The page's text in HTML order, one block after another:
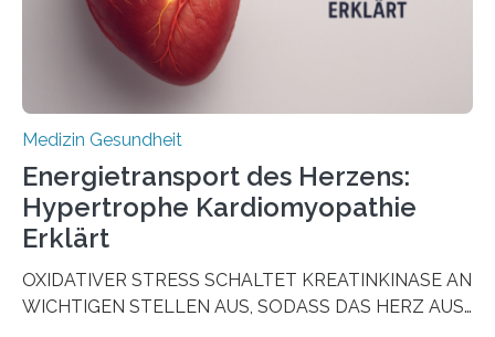
häufigsten Krebsarten und stellt…
Medizin Gesundheit
Energietransport des Herzens:
Hypertrophe Kardiomyopathie
Erklärt
OXIDATIVER STRESS SCHALTET KREATINKINASE AN
WICHTIGEN STELLEN AUS, SODASS DAS HERZ AUS